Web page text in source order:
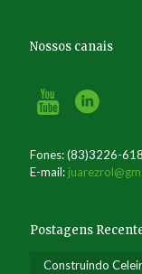
Nossos canais
Fones: (83)3226-
E-mail:
Postagens
Construindo